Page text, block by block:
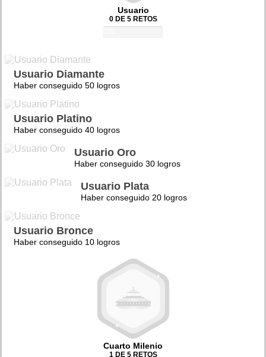
Usuario
0 DE 5 RETOS
Usuario Diamante
Haber conseguido 50 logros
Usuario Platino
Haber conseguido 40 logros
Usuario Oro
Haber conseguido 30 logros
Usuario Plata
Haber conseguido 20 logros
Usuario Bronce
Haber conseguido 10 logros
Cuarto Milenio
1 DE 5 RETOS